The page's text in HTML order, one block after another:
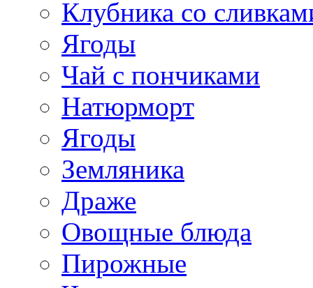
Клубника со
Ягоды
Чай с пончиками
Натюрморт
Ягоды
Земляника
Драже
Овощные блюда
Пирожные